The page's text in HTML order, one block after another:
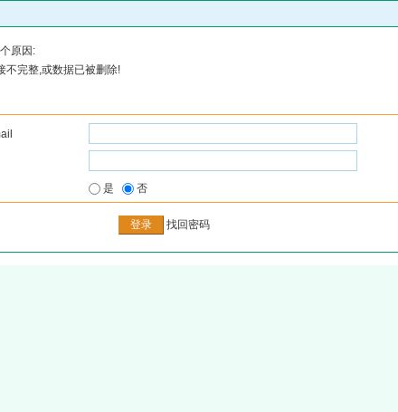
原因:
不完整,或数据已被删除!
是 否
找回密码